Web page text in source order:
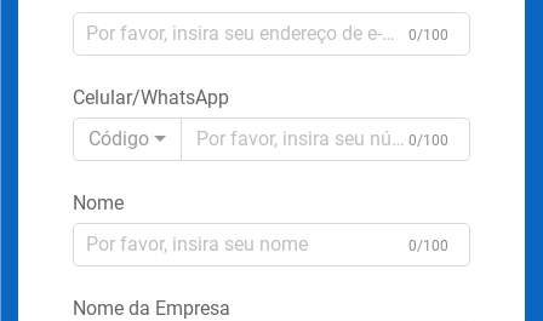
0/100
Celular/WhatsApp
Código
0/100
Nome
0/100
Nome da Empresa